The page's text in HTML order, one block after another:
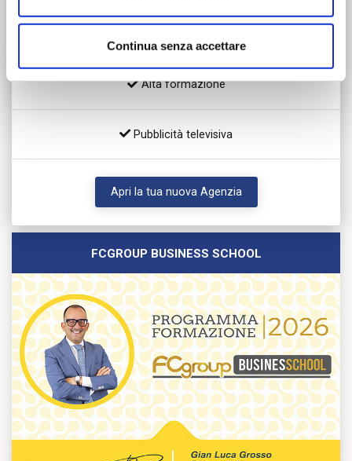
Continua senza accettare
Alta formazione
Pubblicità televisiva
Apri la tua nuova Agenzia
FCGROUP BUSINESS SCHOOL